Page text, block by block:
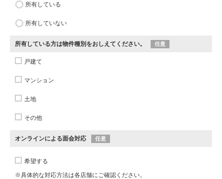
所有している
所有していない
所有している方は物件種別をおしえてください。 任意
戸建て
マンション
土地
その他
オンラインによる面会対応 任意
希望する
※具体的な対応方法は各店舗にご確認ください。